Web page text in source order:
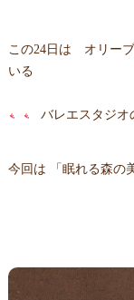
この24日は オリー
いる
バレエスタジ
今回は 「眠れる森の